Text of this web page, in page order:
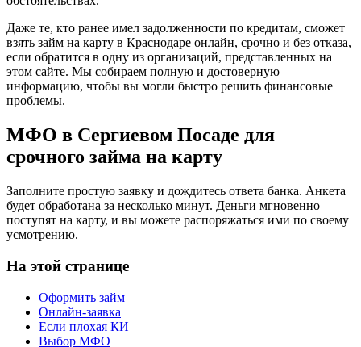
Даже те, кто ранее имел задолженности по кредитам, сможет
взять займ на карту в Краснодаре онлайн, срочно и без отказа,
если обратится в одну из организаций, представленных на
этом сайте. Мы собираем полную и достоверную
информацию, чтобы вы могли быстро решить финансовые
проблемы.
МФО в Сергиевом Посаде для
срочного займа на карту
Заполните простую заявку и дождитесь ответа банка. Анкета
будет обработана за несколько минут. Деньги мгновенно
поступят на карту, и вы можете распоряжаться ими по своему
усмотрению.
На этой странице
Оформить займ
Онлайн-заявка
Если плохая КИ
Выбор МФО